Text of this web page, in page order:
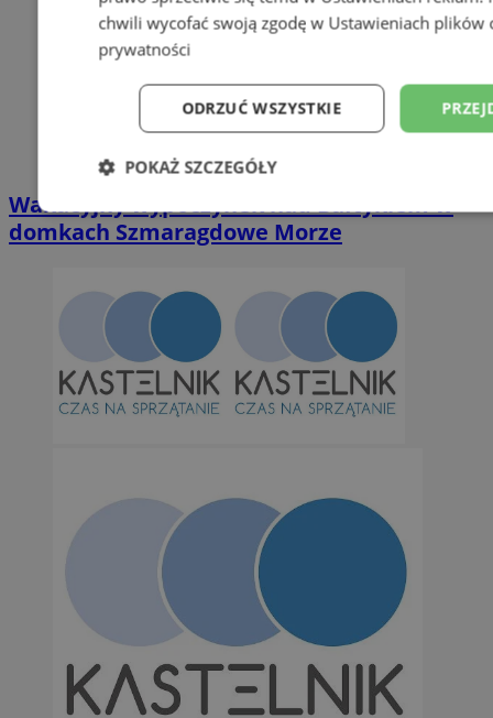
Wakacyjny wypoczynek nad Bałtykiem w
domkach Szmaragdowe Morze
chwili wycofać swoją zgodę w Ustawieniach plików
prywatności
ODRZUĆ WSZYSTKIE
POKAŻ SZCZEGÓŁY
Niezbędne Wydajność
Niesklasyfikowane
Niezbędne pliki cookie umożliwiają korzystanie z podstawowych
takich jak logowanie użytkownika i zarządzanie kontem. Bez
można prawidłowo korzystać ze strony internetowej.
QeSessID orzesze.com.pl